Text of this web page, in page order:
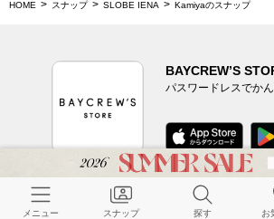
HOME スナップ SLOBE IENA Kamiyaのスナップ
BAYCREW’S
パスワードレスでか
CUSTOMER SERVICE
メニュー スナップ 探す お